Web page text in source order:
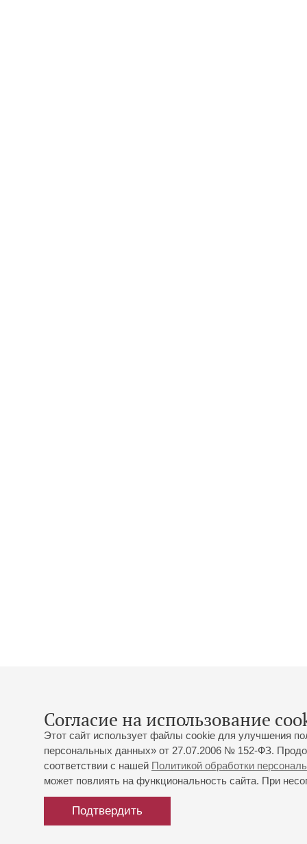
Согласие на использование
Этот сайт использует файлы cookie для улучшения
персональных данных» от 27.07.2006 № 152-ФЗ.
соответствии с нашей Политикой обработки
может повлиять на функциональность сайта. При
Подтвердить